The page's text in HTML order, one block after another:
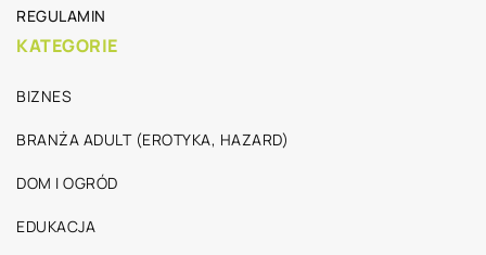
REGULAMIN
KATEGORIE
BIZNES
BRANŻA ADULT (EROTYKA, HAZARD)
DOM I OGRÓD
EDUKACJA